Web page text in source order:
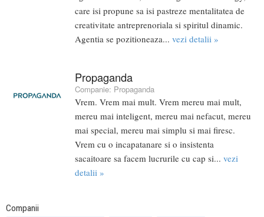
care isi propune sa isi pastreze mentalitatea de
creativitate antreprenoriala si spiritul dinamic.
Agentia se pozitioneaza... vezi detalii »
Propaganda
Companie: Propaganda
Vrem. Vrem mai mult. Vrem mereu mai mult,
mereu mai inteligent, mereu mai nefacut, mereu
mai special, mereu mai simplu si mai firesc.
Vrem cu o incapatanare si o insistenta
sacaitoare sa facem lucrurile cu cap si... vezi
detalii »
Companii